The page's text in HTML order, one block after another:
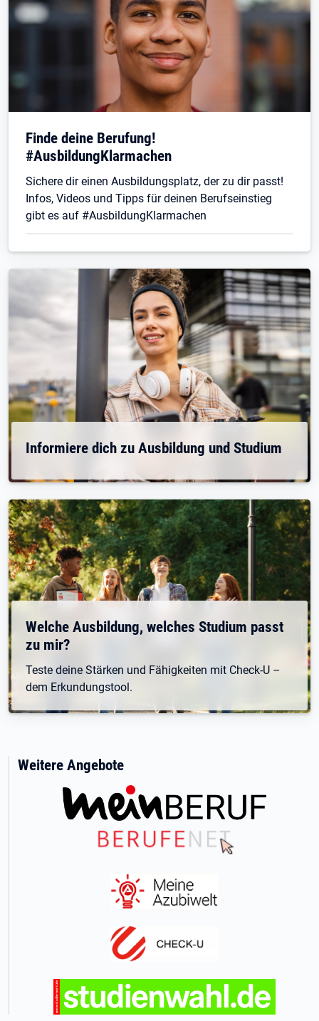
Finde deine Berufung!
#AusbildungKlarmachen
Sichere dir einen Ausbildungsplatz, der zu dir passt!
Infos, Videos und Tipps für deinen Berufseinstieg
gibt es auf #AusbildungKlarmachen
Informiere dich zu Ausbildung und Studium
Welche Ausbildung, welches Studium passt
zu mir?
Teste deine Stärken und Fähigkeiten mit Check-U –
dem Erkundungstool.
Weitere Angebote